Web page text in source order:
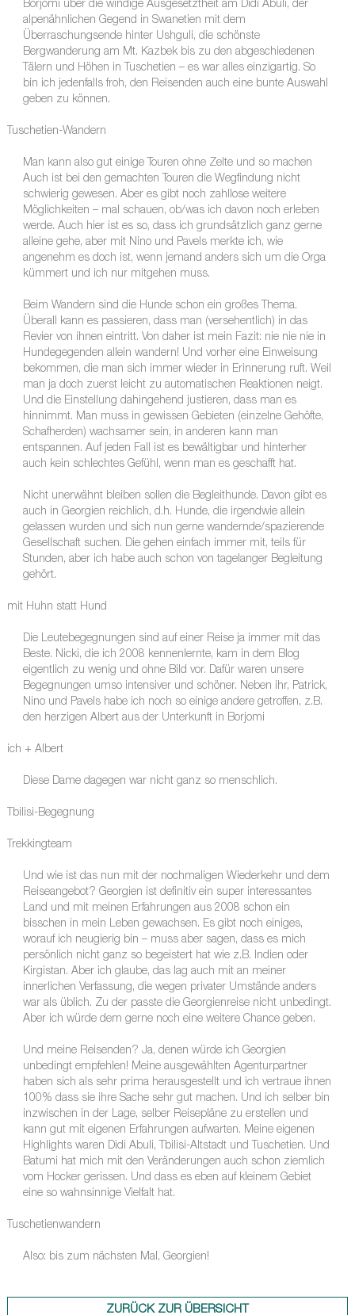
Borjomi über die windige Ausgesetztheit am Didi Abuli, der
alpenähnlichen Gegend in Swanetien mit dem
Überraschungsende hinter Ushguli, die schönste
Bergwanderung am Mt. Kazbek bis zu den abgeschiedenen
Tälern und Höhen in Tuschetien – es war alles einzigartig. So
bin ich jedenfalls froh, den Reisenden auch eine bunte Auswahl
geben zu können.
Tuschetien-Wandern
Man kann also gut einige Touren ohne Zelte und so machen
Auch ist bei den gemachten Touren die Wegfindung nicht
schwierig gewesen. Aber es gibt noch zahllose weitere
Möglichkeiten – mal schauen, ob/was ich davon noch erleben
werde. Auch hier ist es so, dass ich grundsätzlich ganz gerne
alleine gehe, aber mit Nino und Pavels merkte ich, wie
angenehm es doch ist, wenn jemand anders sich um die Orga
kümmert und ich nur mitgehen muss.
Beim Wandern sind die Hunde schon ein großes Thema.
Überall kann es passieren, dass man (versehentlich) in das
Revier von ihnen eintritt. Von daher ist mein Fazit: nie nie nie in
Hundegegenden allein wandern! Und vorher eine Einweisung
bekommen, die man sich immer wieder in Erinnerung ruft. Weil
man ja doch zuerst leicht zu automatischen Reaktionen neigt.
Und die Einstellung dahingehend justieren, dass man es
hinnimmt. Man muss in gewissen Gebieten (einzelne Gehöfte,
Schafherden) wachsamer sein, in anderen kann man
entspannen. Auf jeden Fall ist es bewältigbar und hinterher
auch kein schlechtes Gefühl, wenn man es geschafft hat.
Nicht unerwähnt bleiben sollen die Begleithunde. Davon gibt es
auch in Georgien reichlich, d.h. Hunde, die irgendwie allein
gelassen wurden und sich nun gerne wandernde/spazierende
Gesellschaft suchen. Die gehen einfach immer mit, teils für
Stunden, aber ich habe auch schon von tagelanger Begleitung
gehört.
mit Huhn statt Hund
Die Leutebegegnungen sind auf einer Reise ja immer mit das
Beste. Nicki, die ich 2008 kennenlernte, kam in dem Blog
eigentlich zu wenig und ohne Bild vor. Dafür waren unsere
Begegnungen umso intensiver und schöner. Neben ihr, Patrick,
Nino und Pavels habe ich noch so einige andere getroffen, z.B.
den herzigen Albert aus der Unterkunft in Borjomi
ich + Albert
Diese Dame dagegen war nicht ganz so menschlich.
Tbilisi-Begegnung
Trekkingteam
Und wie ist das nun mit der nochmaligen Wiederkehr und dem
Reiseangebot? Georgien ist definitiv ein super interessantes
Land und mit meinen Erfahrungen aus 2008 schon ein
bisschen in mein Leben gewachsen. Es gibt noch einiges,
worauf ich neugierig bin – muss aber sagen, dass es mich
persönlich nicht ganz so begeistert hat wie z.B. Indien oder
Kirgistan. Aber ich glaube, das lag auch mit an meiner
innerlichen Verfassung, die wegen privater Umstände anders
war als üblich. Zu der passte die Georgienreise nicht unbedingt.
Aber ich würde dem gerne noch eine weitere Chance geben.
Und meine Reisenden? Ja, denen würde ich Georgien
unbedingt empfehlen! Meine ausgewählten Agenturpartner
haben sich als sehr prima herausgestellt und ich vertraue ihnen
100% dass sie ihre Sache sehr gut machen. Und ich selber bin
inzwischen in der Lage, selber Reisepläne zu erstellen und
kann gut mit eigenen Erfahrungen aufwarten. Meine eigenen
Highlights waren Didi Abuli, Tbilisi-Altstadt und Tuschetien. Und
Batumi hat mich mit den Veränderungen auch schon ziemlich
vom Hocker gerissen. Und dass es eben auf kleinem Gebiet
eine so wahnsinnige Vielfalt hat.
Tuschetienwandern
Also: bis zum nächsten Mal, Georgien!
ZURÜCK ZUR ÜBERSICHT